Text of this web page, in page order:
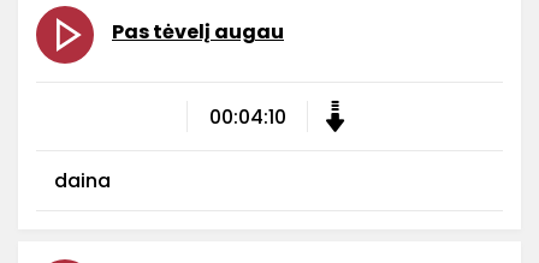
Pas tėvelį augau
00:04:10
daina